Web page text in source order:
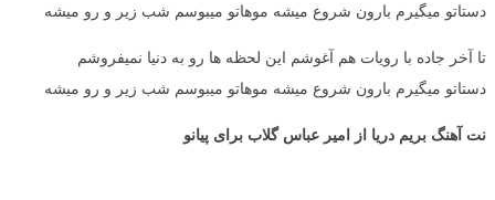
دستاتو میگیرم بارون شروع میشه موهاتو میبوسم شب زیر و رو میشه
تا آخر جاده با رویات هم آغوشم این لحظه ها رو به دنیا نمیفروشم
دستاتو میگیرم بارون شروع میشه موهاتو میبوسم شب زیر و رو میشه
نت آهنگ بریم دریا از امیر عباس گلاب برای پیانو